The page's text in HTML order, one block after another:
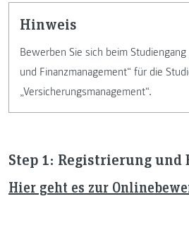
Hinweis
Bewerben Sie sich beim
und Finanzmanagement“ für die
„Versicherungsmanagement“.
Step 1: Registrierung und
Hier geht es zur